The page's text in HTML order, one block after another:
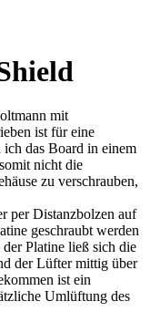
mit
ist für eine
das Board in einem
nicht die
zu verschrauben,
per Distanzbolzen auf
geschraubt werden
Platine ließ sich die
der Lüfter mittig über
ist ein
Umlüftung des